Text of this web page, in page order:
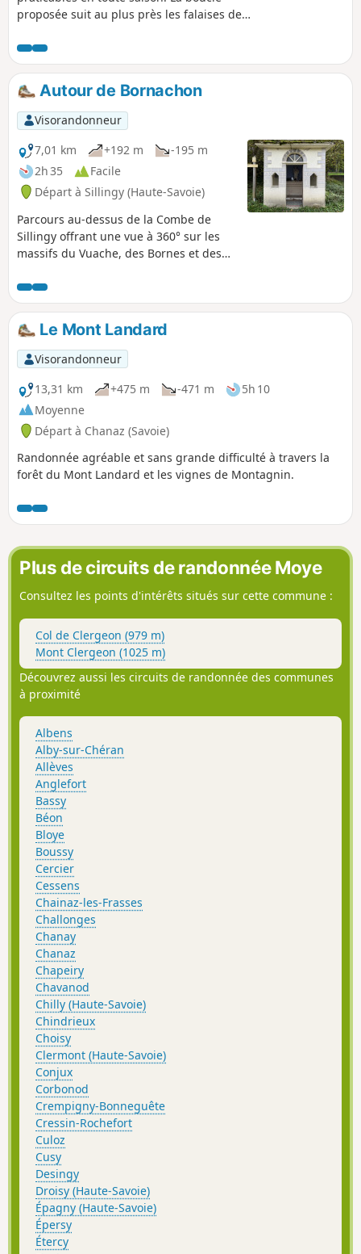
proposée suit au plus près les falaises de
rebord de leur sommet au retour.
Autour de Bornachon
Visorandonneur
7,01 km
+192 m
-195 m
2h 35
Facile
Départ à Sillingy (Haute-Savoie)
Parcours au-dessus de la Combe de
Sillingy offrant une vue à 360° sur les
massifs du Vuache, des Bornes et des
Bornachon est l'emplacement
exceptionnel pour visualiser tous ces
massifs.Le Mont Landard
Visorandonneur
13,31 km
+475 m -471 m
5h 10
Moyenne
Départ à Chanaz (Savoie)
Randonnée agréable et sans grande difficulté à travers la
forêt du Mont Landard et les vignes de Montagnin.
Plus de circuits de randonnée Moye
Consultez les points d'intérêts situés sur cette commune :
Col de Clergeon (979 m)
Mont Clergeon (1025 m)
Découvrez aussi les circuits de randonnée des communes
à proximité
Albens
Alby-sur-Chéran
Allèves
Anglefort
Bassy
Béon
Bloye
Boussy
Cercier
Cessens
Chainaz-les-Frasses
Challonges
Chanay
Chanaz
Chapeiry
Chavanod
Chilly (Haute-Savoie)
Chindrieux
Choisy
Clermont (Haute-Savoie)
Conjux
Corbonod
Crempigny-Bonneguête
Cressin-Rochefort
Culoz
Cusy
Desingy
Droisy (Haute-Savoie)
Épagny (Haute-Savoie)
Épersy
Étercy